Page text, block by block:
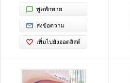
พูดทักทาย
ส่งข้อความ
เพิ่มไปยังฮอตลิสต์